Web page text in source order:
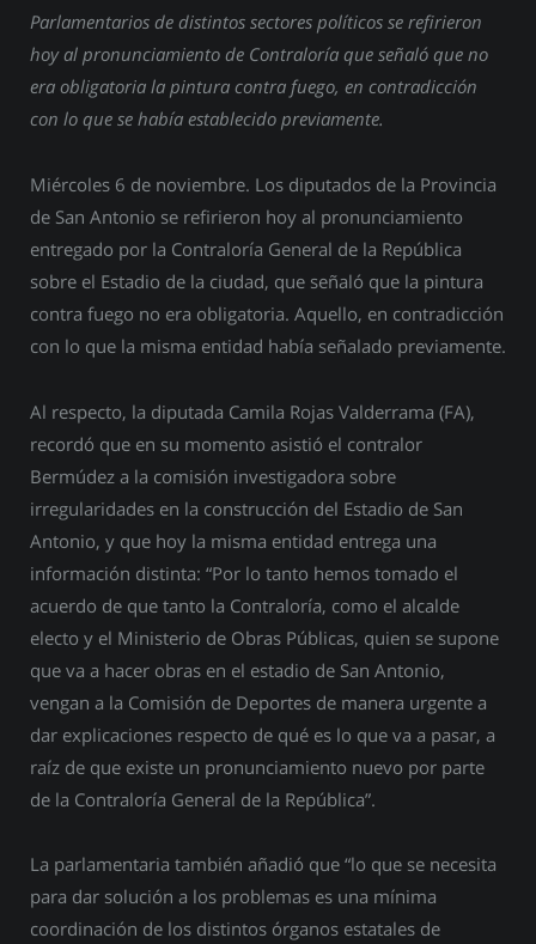
Parlamentarios de distintos sectores políticos se refirieron
hoy al pronunciamiento de Contraloría que señaló que no
era obligatoria la pintura contra fuego, en contradicción
con lo que se había establecido previamente.
Miércoles 6 de noviembre. Los diputados de la Provincia
de San Antonio se refirieron hoy al pronunciamiento
entregado por la Contraloría General de la República
sobre el Estadio de la ciudad, que señaló que la pintura
contra fuego no era obligatoria. Aquello, en contradicción
con lo que la misma entidad había señalado previamente.
Al respecto, la diputada Camila Rojas Valderrama (FA),
recordó que en su momento asistió el contralor
Bermúdez a la comisión investigadora sobre
irregularidades en la construcción del Estadio de San
Antonio, y que hoy la misma entidad entrega una
información distinta: “Por lo tanto hemos tomado el
acuerdo de que tanto la Contraloría, como el alcalde
electo y el Ministerio de Obras Públicas, quien se supone
que va a hacer obras en el estadio de San Antonio,
vengan a la Comisión de Deportes de manera urgente a
dar explicaciones respecto de qué es lo que va a pasar, a
raíz de que existe un pronunciamiento nuevo por parte
de la Contraloría General de la República”.
La parlamentaria también añadió que “lo que se necesita
para dar solución a los problemas es una mínima
coordinación de los distintos órganos estatales de